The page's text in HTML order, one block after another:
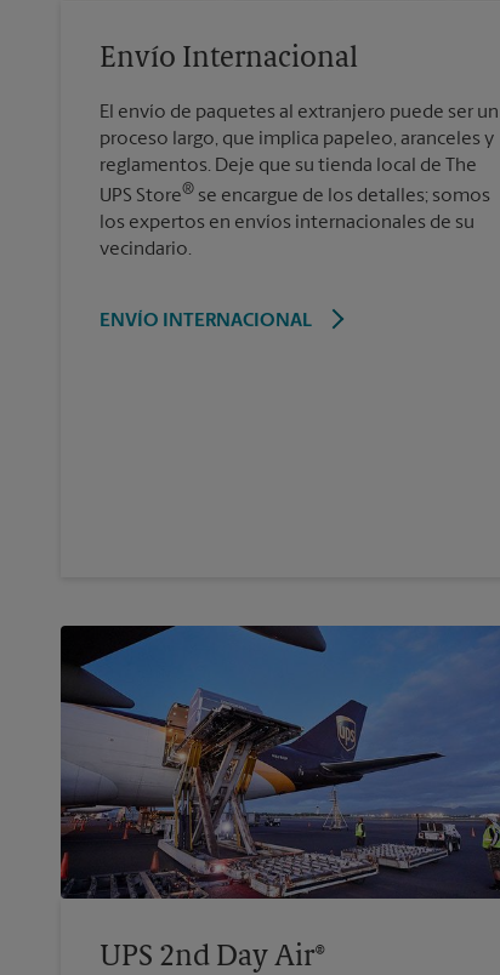
Envío Internacional
El envío de paquetes al extranjero puede ser un
proceso largo, que implica papeleo, aranceles y
reglamentos. Deje que su tienda local de The
UPS Store® se encargue de los detalles; somos
los expertos en envíos internacionales de su
vecindario.
ENVÍO INTERNACIONAL
UPS 2nd Day Air®